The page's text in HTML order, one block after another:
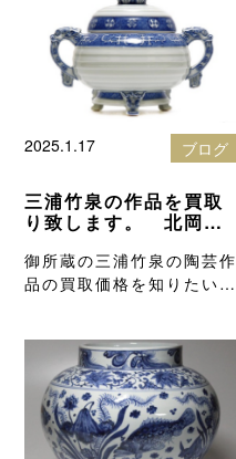
2025.1.17 ブログ
三浦竹泉の作品を買取
り致します。 北岡技
ログ
御所蔵の三浦竹泉の陶芸作
品の買取価格を知りたい方